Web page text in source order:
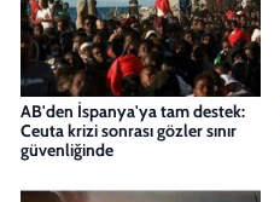
AB'den İspanya'ya tam destek:
Ceuta krizi sonrası gözler sınır
güvenliğinde